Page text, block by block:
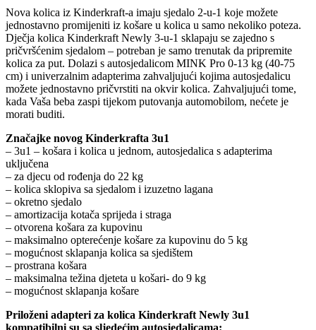
Nova kolica iz Kinderkraft-a imaju sjedalo 2-u-1 koje možete
jednostavno promijeniti iz košare u kolica u samo nekoliko poteza.
Dječja kolica Kinderkraft Newly 3-u-1 sklapaju se zajedno s
pričvršćenim sjedalom – potreban je samo trenutak da pripremite
kolica za put. Dolazi s autosjedalicom MINK Pro 0-13 kg (40-75
cm) i univerzalnim adapterima zahvaljujući kojima autosjedalicu
možete jednostavno pričvrstiti na okvir kolica. Zahvaljujući tome,
kada Vaša beba zaspi tijekom putovanja automobilom, nećete je
morati buditi.
Značajke novog Kinderkrafta 3u1
– 3u1 – košara i kolica u jednom, autosjedalica s adapterima
uključena
– za djecu od rođenja do 22 kg
– kolica sklopiva sa sjedalom i izuzetno lagana
– okretno sjedalo
– amortizacija kotača sprijeda i straga
– otvorena košara za kupovinu
– maksimalno opterećenje košare za kupovinu do 5 kg
– mogućnost sklapanja kolica sa sjedištem
– prostrana košara
– maksimalna težina djeteta u košari- do 9 kg
– mogućnost sklapanja košare
Priloženi adapteri za kolica Kinderkraft Newly 3u1
kompatibilni su sa sljedećim autosjedalicama: